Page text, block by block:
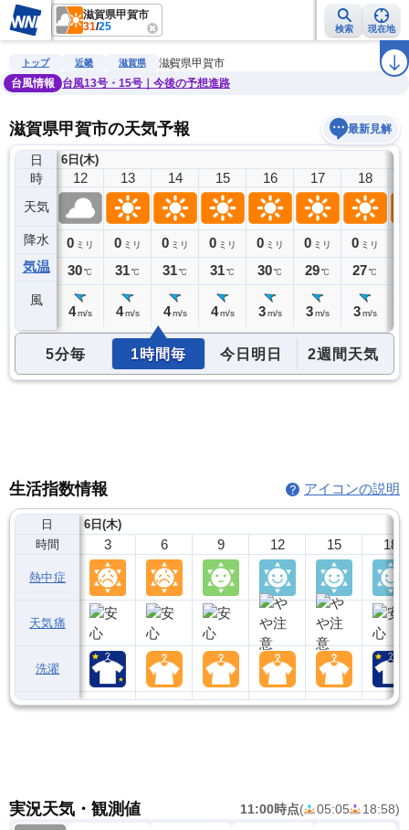
滋賀県甲賀市
31/25 検索 現在地
雨雲レーダー 台風情報 地震情報 ラ
トップ 近畿 滋賀県
滋賀県甲賀市
台風情報
台風13号・15号｜今後の予想進路
滋賀県甲賀市の天気予報 最新見解
日
時
天気
降水
気温
風
6日(木)
11
0ミリ
29℃
12
0 ミリ
30℃
4 m/s
13
0 ミリ
31℃
4 m/s
14
0 ミリ
31℃
4 m/s
15
0 ミリ
31℃
4 m/s
16
0 ミリ
30℃
3 m/s
17
0 ミリ
29℃
3 m/s
18
0 ミリ
27℃
3 m/s
5分毎 1時間毎 今日明日 2週間天気
生活指数情報 アイコンの説明
日
時間
熱中症
天気痛
洗濯
6日(木)
3 6 9 12 15 18
実況天気・観測値 11:00時点( 05:05 18:58)